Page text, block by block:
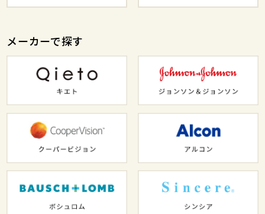
メーカーで探す